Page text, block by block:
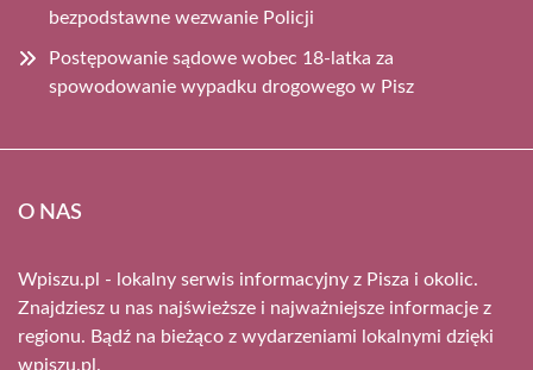
bezpodstawne wezwanie Policji
Postępowanie sądowe wobec 18-latka za
spowodowanie wypadku drogowego w Pisz
O NAS
Wpiszu.pl - lokalny serwis informacyjny z Pisza i okolic.
Znajdziesz u nas najświeższe i najważniejsze informacje z
regionu. Bądź na bieżąco z wydarzeniami lokalnymi dzięki
wpiszu.pl.